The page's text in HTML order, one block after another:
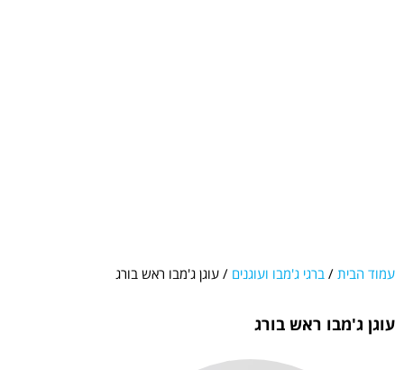
עמוד הבית / ברגי ג'מבו ועוגנים / עוגן ג'מבו ראש בורג
עוגן ג'מבו ראש בורג